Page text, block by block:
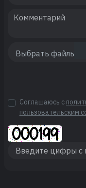
Соглашаюсь с
пользовательским